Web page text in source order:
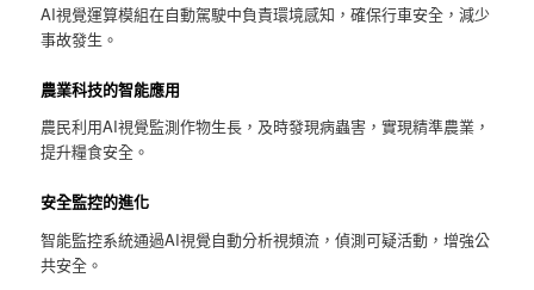
AI視覺運算模組在自動駕駛中負責環境感知，確保行車安全，減少
事故發生。
農業科技的智能應用
農民利用AI視覺監測作物生長，及時發現病蟲害，實現精準農業，
提升糧食安全。
安全監控的進化
智能監控系統通過AI視覺自動分析視頻流，偵測可疑活動，增強公
共安全。